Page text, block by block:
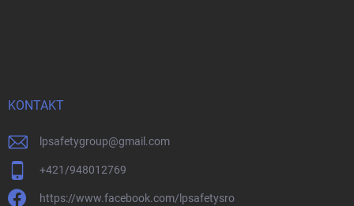
KONTAKT
lpsafetygroup@gmail.com
+421/948012769
https://www.facebook.com/lpsafetysro